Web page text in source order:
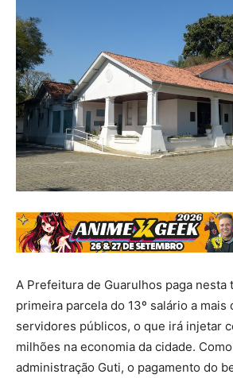
A Prefeitura de Guarulhos paga nesta
primeira parcela do 13º salário a mais
servidores públicos, o que irá injetar
milhões na economia da cidade.
administração Guti, o pagamento do